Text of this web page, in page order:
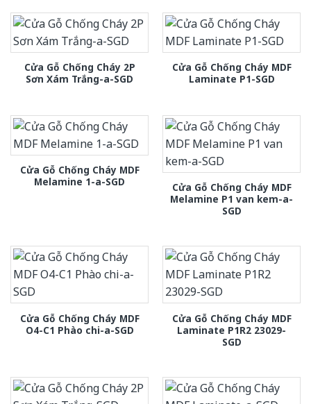
Cửa Gỗ Chống Cháy 2P
Sơn Xám Trắng-a-SGD
Cửa Gỗ Chống Cháy MDF
Laminate P1-SGD
Cửa Gỗ Chống Cháy MDF
Melamine 1-a-SGD
Cửa Gỗ Chống Cháy MDF
Melamine P1 van kem-a-
SGD
Cửa Gỗ Chống Cháy MDF
O4-C1 Phào chi-a-SGD
Cửa Gỗ Chống Cháy MDF
Laminate P1R2 23029-
SGD